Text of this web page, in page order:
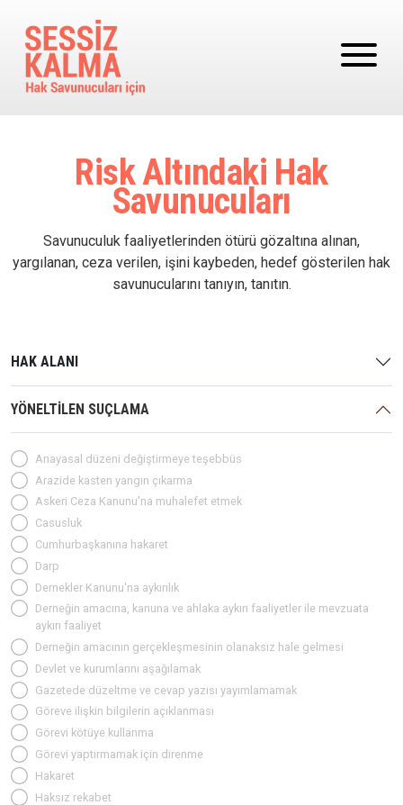
Risk Altındaki Hak
Savunucuları
Savunuculuk faaliyetlerinden ötürü gözaltına alınan,
yargılanan, ceza verilen, işini kaybeden, hedef gösterilen hak
savunucularını tanıyın, tanıtın.
HAK ALANI
YÖNELTİLEN SUÇLAMA
Anayasal düzeni değiştirmeye teşebbüs
Arazide kasten yangın çıkarma
Askeri Ceza Kanunu'na muhalefet etmek
Casusluk
Cumhurbaşkanına hakaret
Darp
Dernekler Kanunu'na aykırılık
Derneğin amacına, kanuna ve ahlaka aykırı faaliyetler ile mevzuata
aykırı faaliyet
Derneğin amacının gerçekleşmesinin olanaksız hale gelmesi
Devlet ve kurumlarını aşağılamak
Gazetede düzeltme ve cevap yazısı yayımlamamak
Göreve ilişkin bilgilerin açıklanması
Görevi kötüye kullanma
Görevi yaptırmamak için direnme
Hakaret
Haksız rekabet